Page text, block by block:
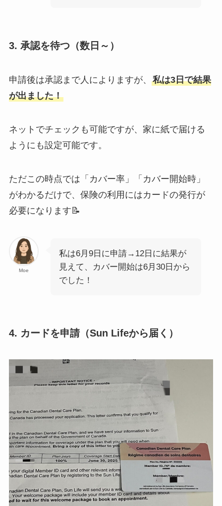
3. 承認を待つ（数日～）
申請後は承認まで人によりますが、 私は3日で結果
が出ました！
ネットでチェックも可能ですが、家に紙で届ける
ようにも設定可能です。
ただこの時点では「カバー率」「カバー開始時」
がわかるだけで、保険の利用にはカードの発行が
必要になります📝
Moe
私は6月9日に申請→12日に結果が
見えて、カバー開始は6月30日から
でした！
4. カードを申請（Sun Lifeから届く）